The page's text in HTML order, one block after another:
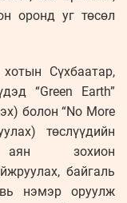
оронд уг төсөл
Сүхбаатар,
“Green Earth”
болон “No More
төслүүдийн
аян зохион
байгаль
нэмэр оруулж